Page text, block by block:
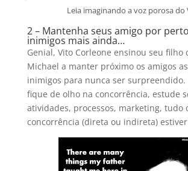
Leia imaginando a voz porosa do
2 – Mantenha seus amigo por
inimigos mais ainda…
Genial, Vito Corleone ensinou seu filho
Michael a manter próximo os amigos
inimigos para nunca ser surpreendido.
fique de olho na concorrência, estude
atividades, processos, marketing, tudo
concorrência (direta ou indireta)